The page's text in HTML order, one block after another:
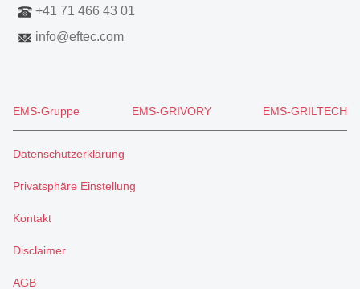
+41 71 466 43 01
info@eftec.com
EMS-Gruppe EMS-GRIVORY EMS-GRILTECH
Datenschutzerklärung
Privatsphäre Einstellung
Kontakt
Disclaimer
AGB